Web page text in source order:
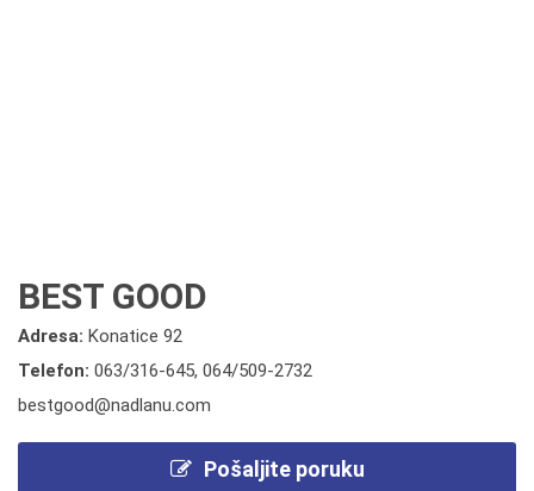
BEST GOOD
Adresa: Konatice 92
Telefon: 063/316-645, 064/509-2732
bestgood@nadlanu.com
Pošaljite poruku